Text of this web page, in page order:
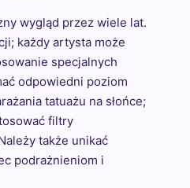
wygląd przez wiele lat.
każdy artysta może
specjalnych
odpowiedni poziom
tatuażu na słońce;
filtry
także unikać
podrażnieniom i